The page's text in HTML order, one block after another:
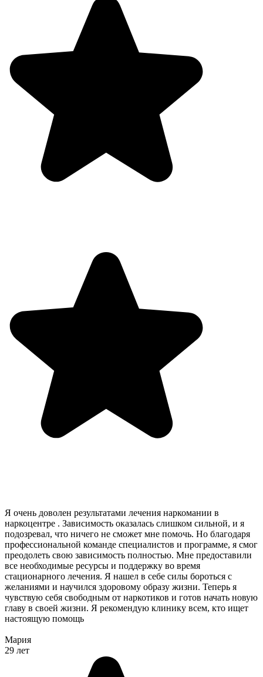
Я очень доволен результатами лечения наркомании в
наркоцентре . Зависимость оказалась слишком сильной, и я
подозревал, что ничего не сможет мне помочь. Но благодаря
профессиональной команде специалистов и программе, я смог
преодолеть свою зависимость полностью. Мне предоставили
все необходимые ресурсы и поддержку во время
стационарного лечения. Я нашел в себе силы бороться с
желаниями и научился здоровому образу жизни. Теперь я
чувствую себя свободным от наркотиков и готов начать новую
главу в своей жизни. Я рекомендую клинику всем, кто ищет
настоящую помощь
Мария
29 лет